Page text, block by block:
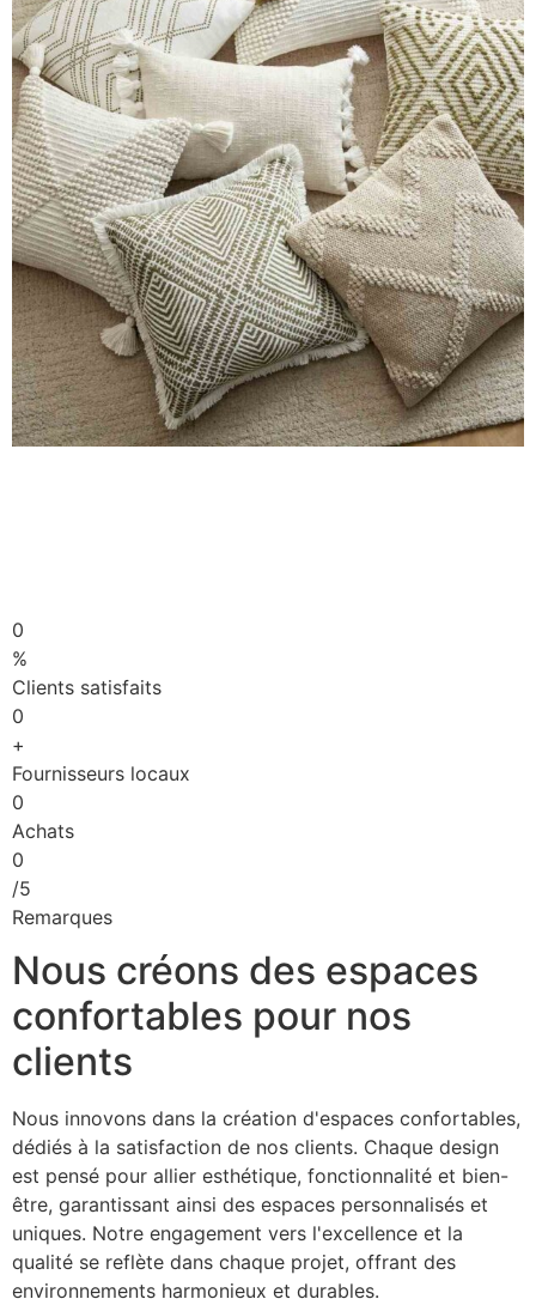
0
%
Clients satisfaits
0
+
Fournisseurs locaux
0
Achats
0
/5
Remarques
Nous créons des espaces
confortables pour nos
clients
Nous innovons dans la création d'espaces confortables,
dédiés à la satisfaction de nos clients. Chaque design
est pensé pour allier esthétique, fonctionnalité et bien-
être, garantissant ainsi des espaces personnalisés et
uniques. Notre engagement vers l'excellence et la
qualité se reflète dans chaque projet, offrant des
environnements harmonieux et durables.